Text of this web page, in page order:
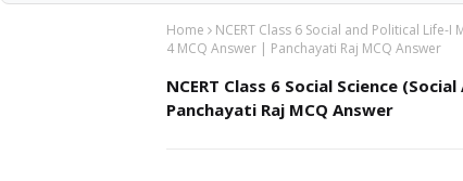
Home NCERT Class 6 Social and Political Life-I
4 MCQ Answer | Panchayati Raj MCQ Answer
NCERT Class 6 Social Science
Panchayati Raj MCQ Answer